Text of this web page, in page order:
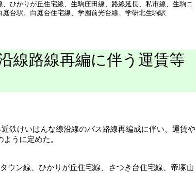
ひかりが丘住宅線 生駒庄田線 路線延長 私市線
生駒ニ
庭台駅 白庭台住宅線 学園前光台線 学研北生駒駅
線路線再編に伴う運賃等
鉄けいはんな線沿線のバス路線再編成に伴い、運賃や
うに定めた。
ウン線、ひかりが丘住宅線、さつき台住宅線、帝塚山